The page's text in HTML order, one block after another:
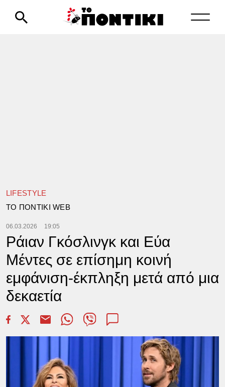
LIFESTYLE
TΟ ΠΟΝΤΙΚΙ WEB
06.03.2026 19:05
Ράιαν Γκόσλινγκ και Εύα
Μέντες σε επίσημη κοινή
εμφάνιση-έκπληξη μετά από μια
δεκαετία